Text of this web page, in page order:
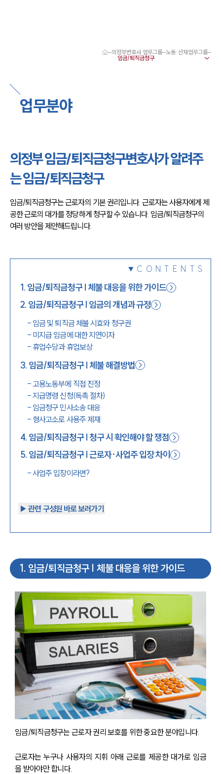
의정부형사전문변호사
의정부이혼전문변호사
의정부학교폭력변호사
의정부 분사무소 오시는 길
의정부변호사상담 상담접수
채용정보
의정부변호사 업무그룹 노동·산재업무그룹
업무분야
의정부 임금/퇴직금청구변호사가 알려주
는 임금/퇴직금청구
임금/퇴직금청구는 근로자의 기본 권리입니다. 근로자는 사용자에게 제
공한 근로의 대가를 정당하게 청구할 수 있습니다. 임금/퇴직금청구의
여러 방안을 제안해드립니다.
CONTENTS
1. 임금/퇴직금청구 | 체불 대응을 위한 가이드
2. 임금/퇴직금청구 | 임금의 개념과 규정
- 임금 및 퇴직금 체불 시효와 청구권
- 미지급 임금에 대한 지연이자
-휴업수당과 휴업보상
3. 임금/퇴직금청구 | 체불 해결방법
-고용노동부에 직접 진정
-지급명령 신청(독촉 절차)
- 임금청구 민사소송 대응
- 형사고소로 사용주 제재
4. 임금/퇴직금청구 | 청구 시 확인해야 할 쟁점
5. 임금/퇴직금청구 | 근로자·사업주 입장 차이
-사업주 입장이라면?
▶︎ 관련 구성원 바로 보러가기
1 . 임금/퇴직금청구 | 체불 대응을 위한 가이드
임금/퇴직금청구는 근로자 권리 보호를 위한 중요한 분야입니다.
근로자는 누구나 사용자의 지휘 아래 근로를 제공한 대가로 임금
을 받아야만 합니다.